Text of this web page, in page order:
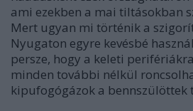
ami ezekben a mai tiltásokban
Mert ugyan mi történik a
Nyugaton egyre kevésbé
persze, hogy a keleti
minden további nélkül
kipufogógázok a bennszülöttek